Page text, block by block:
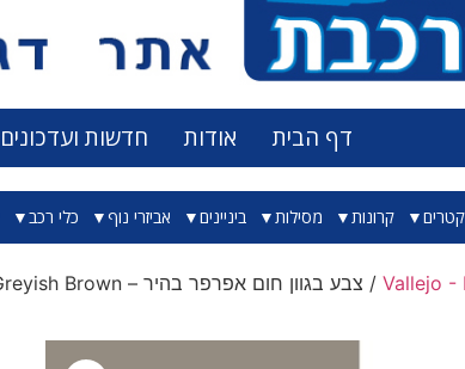
דף הבית אודות חדשות ועדכונים
קטרים קרונות מסילות ביניינים אביזרי נוף כלי רכב
Vallejo - / צבע בגוון חום אפרפר בהיר – AMT-1 Light Greyish Brown